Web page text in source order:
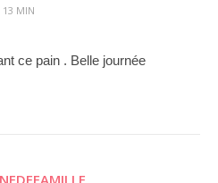
13 MIN
ce pain . Belle journée